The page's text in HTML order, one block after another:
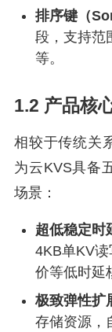
排序键（
段，支持范
等。
1.2 产品核
相较于传统关
为云KVS具备
场景：
超低稳定时
4KB单KV
价等低时延
极致弹性扩
存储资源，